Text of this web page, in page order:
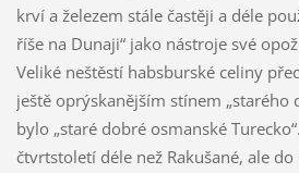
krví a železem stále častěji a déle
říše na Dunaji“ jako nástroje své
Veliké neštěstí habsburské celiny
ještě oprýskanějším stínem „starého
bylo „staré dobré osmanské
čtvrtstoletí déle než Rakušané, ale